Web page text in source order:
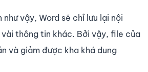
như vậy, Word sẽ chỉ lưu lại nội
thông tin khác. Bởi vậy, file của
và giảm được kha khá dung